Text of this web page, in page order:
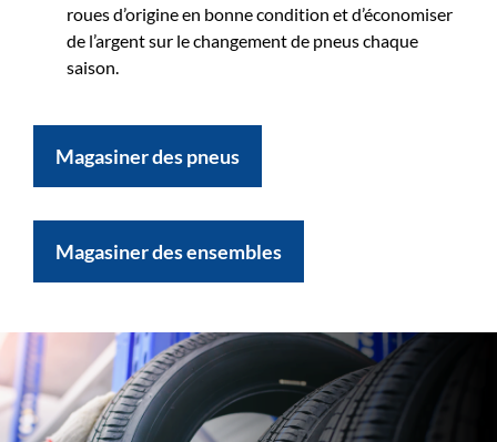
roues d’origine en bonne condition et d’économiser
de l’argent sur le changement de pneus chaque
saison.
Magasiner des pneus
Magasiner des ensembles